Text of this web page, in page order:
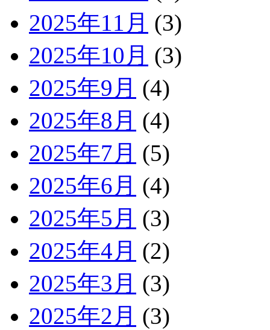
2025年11月 (3)
2025年10月 (3)
2025年9月 (4)
2025年8月 (4)
2025年7月 (5)
2025年6月 (4)
2025年5月 (3)
2025年4月 (2)
2025年3月 (3)
2025年2月 (3)